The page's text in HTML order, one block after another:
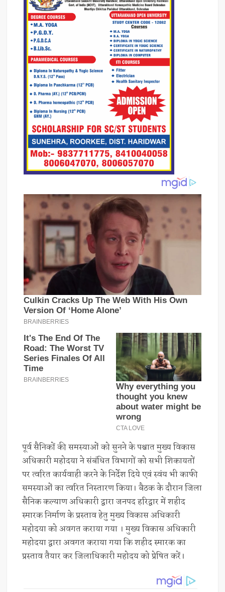
पूर्व सैनिकों की समस्याओं को सुनने के पश्चात मुख्य विकास
अधिकारी महोदया ने संबंधित विभागों को सभी शिकायतों
पर त्वरित कार्यवाही करने के निर्देश दिये एवं स्वंय भी काफी
समस्याओं का त्वरित निस्तारण किया। बैठक के दौरान जिला
सैनिक कल्याण अधिकारी द्वारा जनपद हरिद्वार में शहीद
स्मारक निर्माण के प्रस्ताव हेतु मुख्य विकास अधिकारी
महोदया को अवगत कराया गया । मुख्य विकास अधिकारी
महोदया द्वारा अवगत कराया गया कि शहीद स्मारक का
प्रस्ताव तैयार कर जिलाधिकारी महोदय को प्रेषित करें।